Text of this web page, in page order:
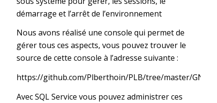
démarrage et l’arrêt de l’environnement
Nous avons réalisé une console qui permet de
gérer tous ces aspects, vous pouvez trouver le
source de cette console à l’adresse suivante :
https://github.com/Plberthoin/PLB/tree/master/
Avec SQL Service vous pouvez administrer ces